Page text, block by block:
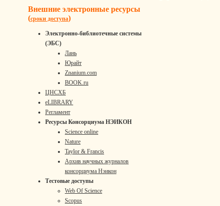
Внешние электронные ресурсы
(сроки доступа)
Электронно-библиотечные системы
(ЭБС)
Лань
Юрайт
Znanium.com
BOOK.ru
ЦНСХБ
eLIBRARY
Регламент
Ресурсы Консорциума НЭИКОН
Science online
Nature
Taylor & Francis
Архив научных журналов
консорциума Нэикон
Тестовые доступы
Web Of Science
Scopus